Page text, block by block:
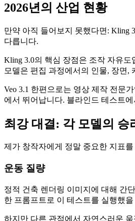
2026년의 산업 현황
만약 아직 들어보지 못했다면: Kling
다릅니다.
Kling 3.0의 핵심 장점은 조작 자유
모델은 편집 과정에서의 인물, 장면
Veo 3.1 한편으로는 영상 제작 전문
에서 뛰어납니다. 블라인드 테스트
최강 대결: 각 모델의 승
제가 창작자에게 정말 중요한 지표
운동 질량
정적 건축 렌더링 이미지에 대해 간
한 프롬프트로 이 테스트를 실행했
하지만 다른 관점에서 자연스러운